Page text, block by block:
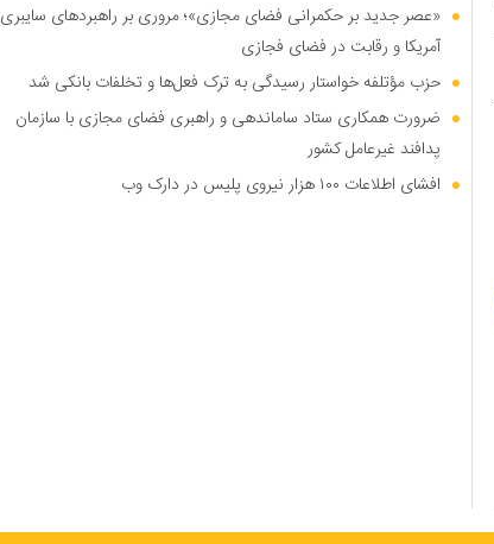
«عصر جدید بر حکمرانی فضای مجازی»؛ مروری بر راهبرد‌های سایبری
آمریکا و رقابت در فضای فجازی
حزب مؤتلفه خواستار رسیدگی به ترک فعل‌ها و تخلفات بانکی شد
ضرورت همکاری ستاد ساماندهی و راهبری فضای مجازی با سازمان
پدافند غیرعامل کشور
افشای اطلاعات ۱۰۰ هزار نیروی پلیس در دارک وب